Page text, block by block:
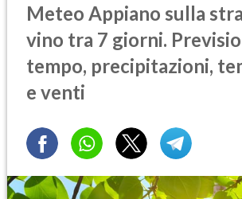
Meteo Appiano sulla
vino tra 7 giorni.
tempo, precipitazioni,
e venti